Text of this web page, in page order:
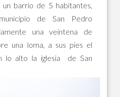
un barrio de 5 habitantes,
de San Pedro
una veintena de
una loma, a sus pies el
lo alto la iglesia de San